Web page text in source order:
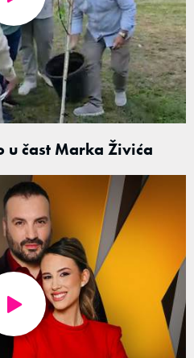
u čast Marka Živića